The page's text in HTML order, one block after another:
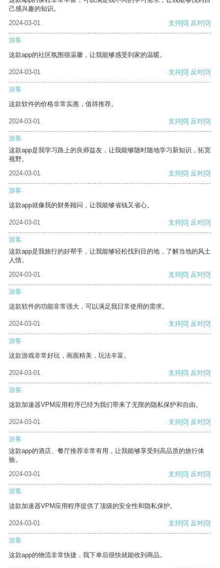
己感兴趣的知识。
2024-03-01
支持[0] 反对[0]
游客
这款app的社区氛围很温馨，让我能够感受到家的温暖。
2024-03-01 支持[0] 反对[0]
游客
这款软件的价格非常实惠，值得推荐。
2024-03-01 支持[0] 反对[0]
游客
这款app是我学习路上的良师益友，让我能够随时随地学习新知识，拓宽
视野。
2024-03-01
支持[0] 反对[0]
游客
这款app就像我的财务顾问，让我能够省钱又省心。
2024-03-01 支持[0] 反对[0]
游客
这款app是我旅行的好帮手，让我能够轻松找到目的地，了解当地的风土
人情。
2024-03-01
支持[0] 反对[0]
游客
这款软件的功能非常强大，可以满足我日常使用的需求。
2024-03-01 支持[0] 反对[0]
游客
这款游戏非常好玩，画面精美，玩法丰富。
2024-03-01 支持[0] 反对[0]
游客
这款加速器VPM应用程序已经为我们带来了无限的隐私保护和自由。
2024-03-01 支持[0] 反对[0]
游客
这款app的酒店、餐厅推荐非常有用，让我能够享受到高品质的旅行体
验。
2024-03-01
支持[0] 反对[0]
游客
这款加速器VPM应用程序提供了顶级的安全性和隐私保护。
2024-03-01 支持[0] 反对[0]
游客
这款app的物流非常快捷，我下单后很快就能收到商品。